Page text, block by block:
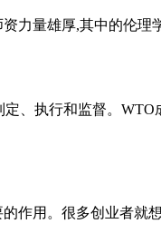
力量雄厚,其中的伦理
、执行和监督。WTO
作用。很多创业者就